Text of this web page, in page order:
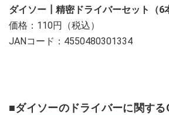
ダイソー┃精密ドライバーセット（6
価格：110円（税込）
JANコード：4550480301334
■ダイソーのドライバーに関する